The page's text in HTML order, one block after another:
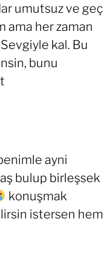
umutsuz ve geç
ama her zaman
kal. Bu
bunu
ayni
bulup birleşsek
konuşmak
istersen hem